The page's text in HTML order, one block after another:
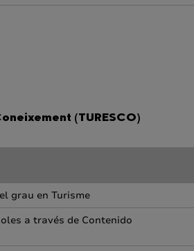
(TURESCO)
grau en Turisme
a través de Contenido